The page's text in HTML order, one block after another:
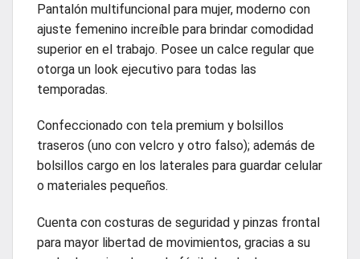
Pantalón multifuncional para mujer, moderno con
ajuste femenino increíble para brindar comodidad
superior en el trabajo. Posee un calce regular que
otorga un look ejecutivo para todas las
temporadas.
Confeccionado con tela premium y bolsillos
traseros (uno con velcro y otro falso); además de
bolsillos cargo en los laterales para guardar celular
o materiales pequeños.
Cuenta con costuras de seguridad y pinzas frontal
para mayor libertad de movimientos, gracias a su